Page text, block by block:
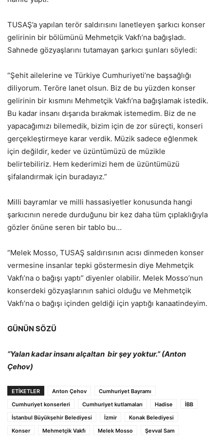
TUSAŞ’a yapılan terör saldırısını lanetleyen şarkıcı konser
gelirinin bir bölümünü Mehmetçik Vakfı’na bağışladı.
Sahnede gözyaşlarını tutamayan şarkıcı şunları söyledi:
“Şehit ailelerine ve Türkiye Cumhuriyeti’ne başsağlığı
diliyorum. Teröre lanet olsun. Biz de bu yüzden konser
gelirinin bir kısmını Mehmetçik Vakfı’na bağışlamak istedik.
Bu kadar insanı dışarıda bırakmak istemedim. Biz de ne
yapacağımızı bilemedik, bizim için de zor süreçti, konseri
gerçekleştirmeye karar verdik. Müzik sadece eğlenmek
için değildir, keder ve üzüntümüzü de müzikle
belirtebiliriz. Hem kederimizi hem de üzüntümüzü
şifalandırmak için buradayız.”
Milli bayramlar ve milli hassasiyetler konusunda hangi
şarkıcının nerede durduğunu bir kez daha tüm çıplaklığıyla
gözler önüne seren bir tablo bu…
“Melek Mosso, TUSAŞ saldırısının acısı dinmeden konser
vermesine insanlar tepki göstermesin diye Mehmetçik
Vakfı’na o bağışı yaptı” diyenler olabilir. Melek Mosso’nun
konserdeki gözyaşlarının sahici olduğu ve Mehmetçik
Vakfı’na o bağışı içinden geldiği için yaptığı kanaatindeyim.
GÜNÜN SÖZÜ
“Yalan kadar insanı alçaltan bir şey yoktur.” (Anton
Çehov)
ETİKETLER Anton Çehov
Cumhuriyet Bayramı
Cumhuriyet konserleri
Cumhuriyet kutlamaları Hadise
İBB
İstanbul Büyükşehir Belediyesi
İzmir
Konak Belediyesi
Konser
Mehmetçik Vakfı Melek Mosso
Şevval Sam